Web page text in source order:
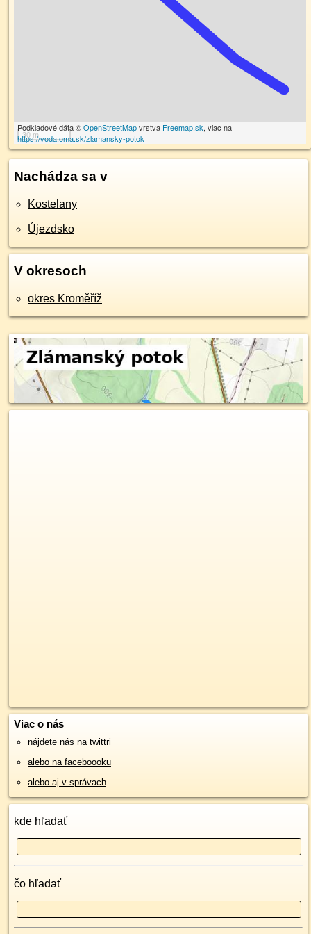
30 m
Podkladové dáta ©OpenStreetMapvrstva Freemap.sk, viac na
https://voda.oma.sk/zlamansky-potok
Nachádza sa v
Kostelany
Újezdsko
V okresoch
okres Kroměříž
Viac o nás
nájdete nás na twittri
alebo na faceboooku
alebo aj v správach
kde hľadať
čo hľadať